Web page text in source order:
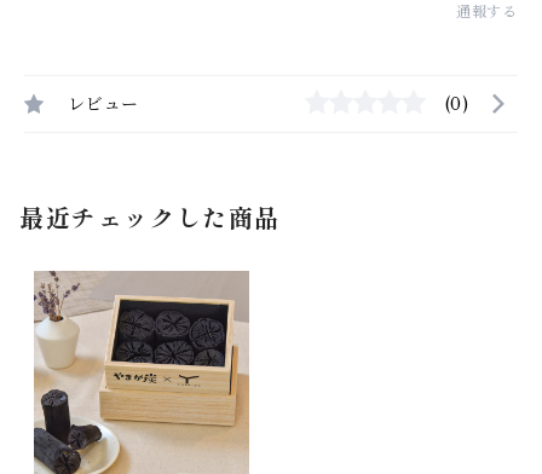
通報する
レビュー (0)
最近チェックした商品